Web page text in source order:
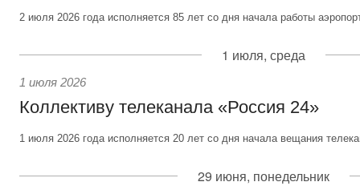
2 июля 2026 года исполняется 85 лет со дня начала работы
1 июля, среда
1 июля 2026
Коллективу телеканала «Россия 24»
1 июля 2026 года исполняется 20 лет со дня начала вещания
29 июня, понедельник